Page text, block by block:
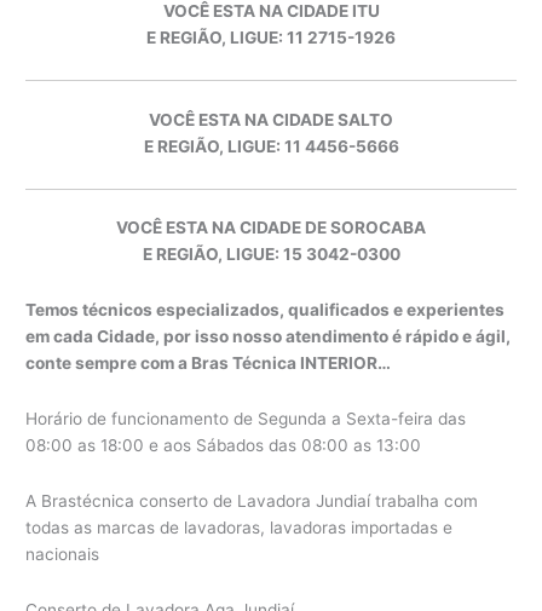
VOCÊ ESTA NA CIDADE ITU
E REGIÃO, LIGUE: 11 2715-1926
VOCÊ ESTA NA CIDADE SALTO
E REGIÃO, LIGUE: 11 4456-5666
VOCÊ ESTA NA CIDADE DE SOROCABA
E REGIÃO, LIGUE: 15 3042-0300
Temos técnicos especializados, qualificados e experientes
em cada Cidade, por isso nosso atendimento é rápido e ágil,
conte sempre com a Bras Técnica INTERIOR…
Horário de funcionamento de Segunda a Sexta-feira das
08:00 as 18:00 e aos Sábados das 08:00 as 13:00
A Brastécnica conserto de Lavadora Jundiaí trabalha com
todas as marcas de lavadoras, lavadoras importadas e
nacionais